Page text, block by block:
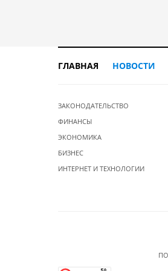
ГЛАВНАЯ НОВОСТИ
ЗАКОНОДАТЕЛЬСТВО
ФИНАНСЫ
ЭКОНОМИКА
БИЗНЕС
ИНТЕРНЕТ И ТЕХНОЛОГИИ